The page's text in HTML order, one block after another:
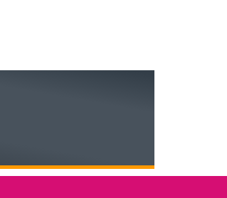
Spannend wird es falls